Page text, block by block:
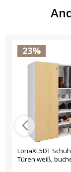
23%
LonaXL5DT
Türen weiß,